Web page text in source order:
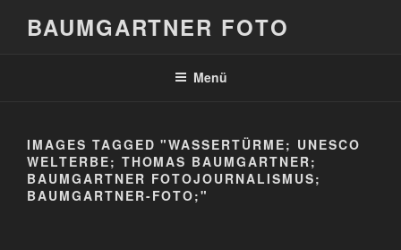
BAUMGARTNER FOTO
Menü
IMAGES TAGGED "WASSERTÜRME; UNESCO
WELTERBE; THOMAS BAUMGARTNER;
BAUMGARTNER FOTOJOURNALISMUS;
BAUMGARTNER-FOTO;"